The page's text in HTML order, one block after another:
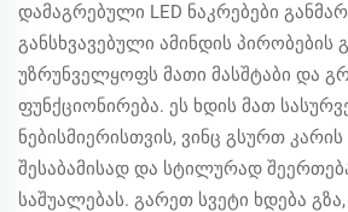
დამაგრებული LED ნაკრებები
განსხვავებული ამინდის პირობების
უზრუნველყოფს მათი მასშტაბი და
ფუნქციონირება. ეს ხდის მათ
ნებისმიერისთვის, ვინც გსურთ კარის
შესაბამისად და სტილურად
საშუალებას. გარეთ სვეტი ხდება